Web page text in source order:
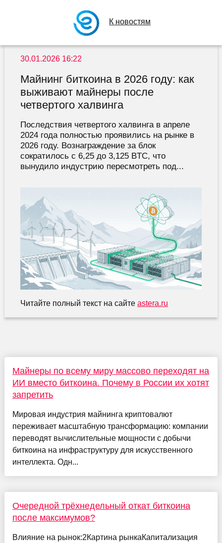
К новостям
30.01.2026 16:22
Майнинг биткоина в 2026 году: как
выживают майнеры после
четвертого халвинга
Последствия четвертого халвинга в апреле
2024 года полностью проявились на рынке в
2026 году. Вознаграждение за блок
сократилось с 6,25 до 3,125 BTC, что
вынудило индустрию пересмотреть под...
Читайте полный текст на сайте astera.ru
Майнеры по всему миру массово переходят на
ИИ вместо биткоина. Почему в России их хотят
запретить
Мировая индустрия майнинга криптовалют
переживает масштабную трансформацию: компании
переводят вычислительные мощности с добычи
биткоина на инфраструктуру для искусственного
интеллекта. Одн...
Очередной трёхнедельный откат биткоина
после максимумов?
Влияние на рынок:2Картина рынкаКапитализация